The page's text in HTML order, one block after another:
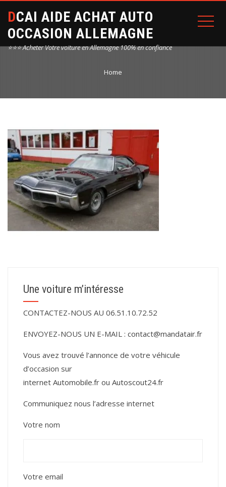
DCAI AIDE ACHAT AUTO
OCCASION ALLEMAGNE
⭐⭐⭐ Acheter Votre voiture en Allemagne 100% en confiance
Home
Une voiture m’intéresse
CONTACTEZ-NOUS AU 06.51.10.72.52
ENVOYEZ-NOUS UN E-MAIL : contact@mandatair.fr
Vous avez trouvé l’annonce de votre véhicule
d’occasion sur
internet Automobile.fr ou Autoscout24.fr
Communiquez nous l’adresse internet
Votre nom
Votre email